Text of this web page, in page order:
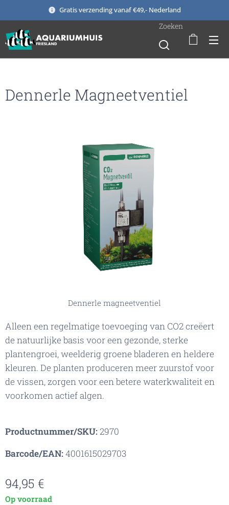
Gratis verzending vanaf €49,- Nederland
Zoeken
Dennerle Magneetventiel
Dennerle magneetventiel
Alleen een regelmatige toevoeging van CO2 creëert
de natuurlijke basis voor een gezonde, sterke
plantengroei, weelderig groene bladeren en heldere
kleuren. De planten produceren meer zuurstof voor
de vissen, zorgen voor een betere waterkwaliteit en
voorkomen actief algen.
Productnummer/SKU:2970
Barcode/EAN:4001615029703
94,95 €
Op voorraad